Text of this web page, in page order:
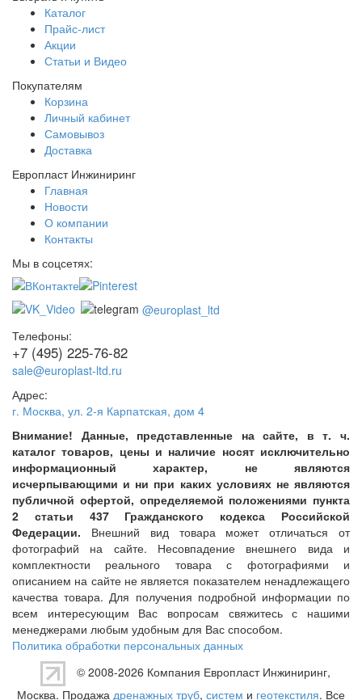
Каталог
Прайс-лист
Акции
Статьи и Видео
Покупателям
Корзина
Личный кабинет
Самовывоз
Доставка
Европласт Инжиниринг
Главная
Новости
О компании
Контакты
Мы в соцсетях:
@europlast_ltd
Телефоны:
+7 (495) 225-76-82
sale@europlast-ltd.ru
Адрес:
г. Москва, ул. 2-я Карпатская, дом 4
Внимание! Данные, представленные на сайте, в т. ч.
каталог товаров, цены и наличие носят исключительно
информационный характер, не являются
исчерпывающими и ни при каких условиях не являются
публичной офертой, определяемой положениями пункта
2 статьи 437 Гражданского кодекса Российской
Федерации. Внешний вид товара может отличаться от
фотографий на сайте. Несовпадение внешнего вида и
комплектности реального товара с фотографиями и
описанием на сайте не является показателем ненадлежащего
качества товара. Для получения подробной информации по
всем интересующим Вас вопросам свяжитесь с нашими
менеджерами любым удобным для Вас способом.
Политика обработки персональных данных
© 2008-2026 Компания Европласт Инжиниринг,
Москва. Продажа дренажных труб, систем и геотекстиля. Все